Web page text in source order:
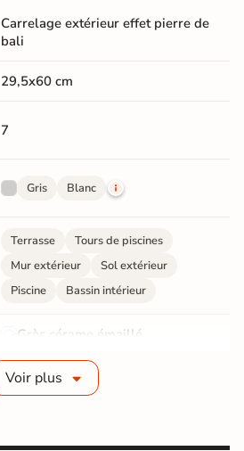
Carrelage extérieur effet pierre de
bali
29,5x60 cm
7
Gris Blanc
Terrasse
Tours de piscines
Mur extérieur
Sol extérieur
Piscine
Bassin intérieur
Grès cérame émaillé
8 mm
Voir plus